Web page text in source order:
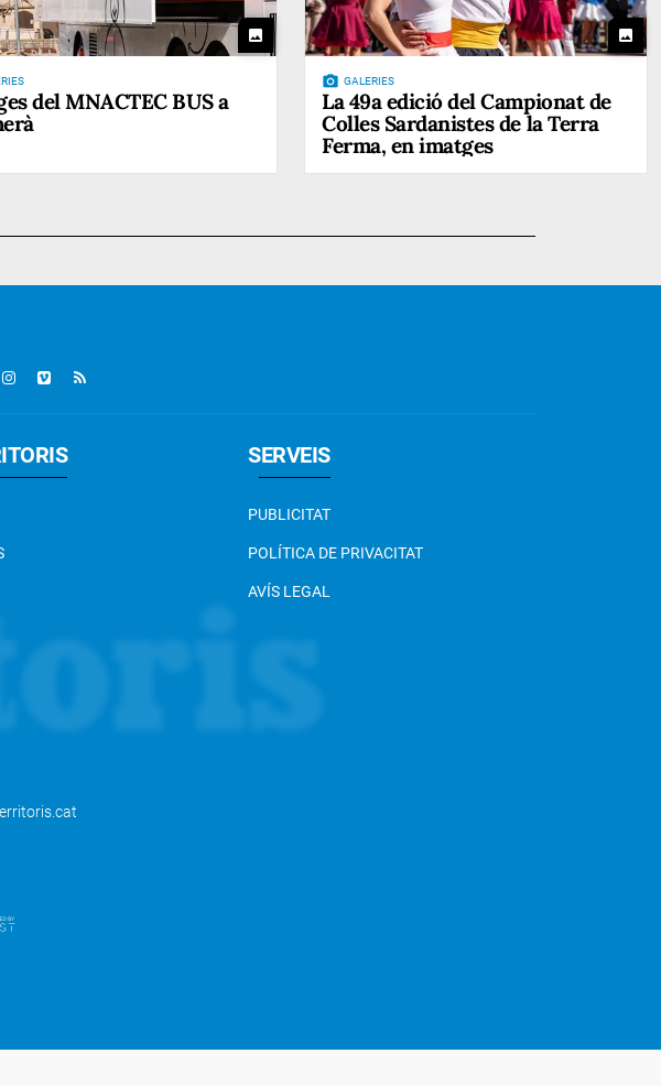
photo
del MNACTEC BUS a
photo
photo_camera GALERIES
La 49a edició del Campionat de
Colles Sardanistes de la Terra
Ferma, en imatges
SEGÜENT
SERVEIS
PUBLICITAT
POLÍTICA DE PRIVACITAT
AVÍS LEGAL